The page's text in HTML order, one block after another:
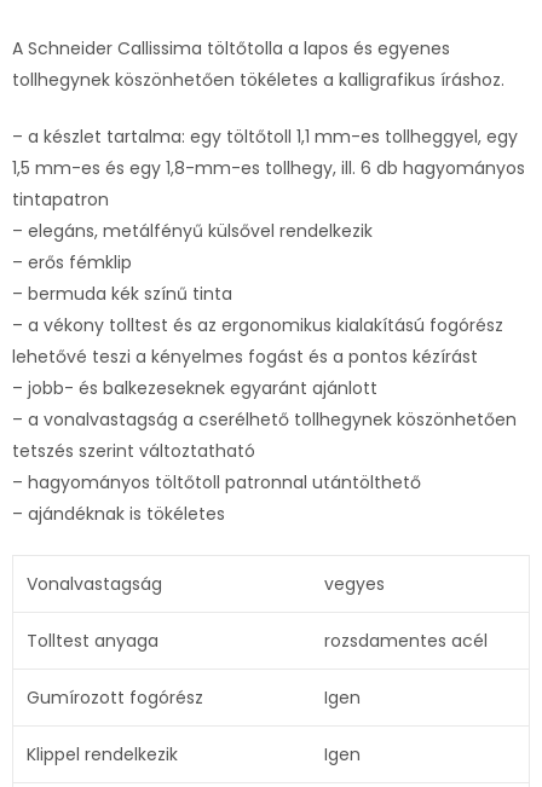
A Schneider Callissima töltőtolla a lapos és egyenes
tollhegynek köszönhetően tökéletes a kalligrafikus íráshoz.
– a készlet tartalma: egy töltőtoll 1,1 mm-es tollheggyel, egy
1,5 mm-es és egy 1,8-mm-es tollhegy, ill. 6 db hagyományos
tintapatron
– elegáns, metálfényű külsővel rendelkezik
– erős fémklip
– bermuda kék színű tinta
– a vékony tolltest és az ergonomikus kialakítású fogórész
lehetővé teszi a kényelmes fogást és a pontos kézírást
– jobb- és balkezeseknek egyaránt ajánlott
– a vonalvastagság a cserélhető tollhegynek köszönhetően
tetszés szerint változtatható
– hagyományos töltőtoll patronnal utántölthető
– ajándéknak is tökéletes
Vonalvastagság vegyes
Tolltest anyaga rozsdamentes acél
Gumírozott fogórész Igen
Klippel rendelkezik Igen